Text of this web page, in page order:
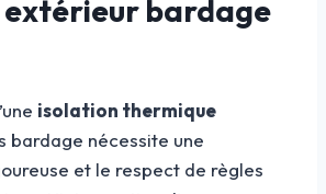
bardage
isolation thermique
bardage nécessite une
et le respect de règles